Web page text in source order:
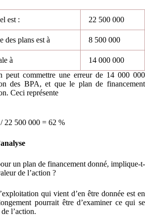
est : 22 500 000
des plans est à 8 500 000
à
14 000 000
peut commettre une erreur de 14 000 000
des BPA, et que le plan de financement
Ceci représente
22 500 000 = 62 %
un plan de financement donné, implique-t-
de l’action ?
qui vient d’en être donnée est en
pourrait être d’examiner ce qui se
l’action.